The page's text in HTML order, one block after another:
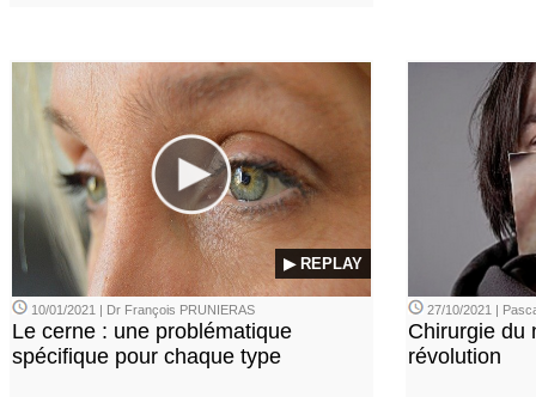
▶ REPLAY
10/01/2021 | Dr François PRUNIERAS
Le cerne : une problématique
spécifique pour chaque type
27/10/2021 |
Chirurgie du
révolution